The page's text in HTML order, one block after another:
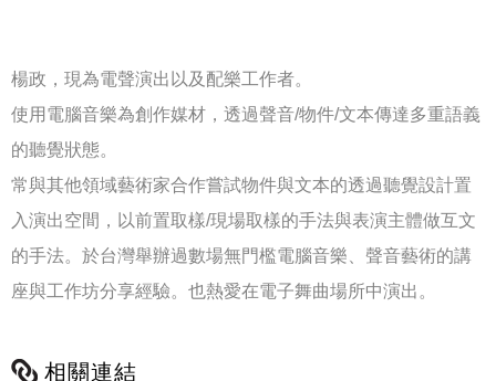
楊政，現為電聲演出以及配樂工作者。
使用電腦音樂為創作媒材，透過聲音/物件/文本傳達多重語義
的聽覺狀態。
常與其他領域藝術家合作嘗試物件與文本的透過聽覺設計置
入演出空間，以前置取樣/現場取樣的手法與表演主體做互文
的手法。於台灣舉辦過數場無門檻電腦音樂、聲音藝術的講
座與工作坊分享經驗。也熱愛在電子舞曲場所中演出。
相關連結